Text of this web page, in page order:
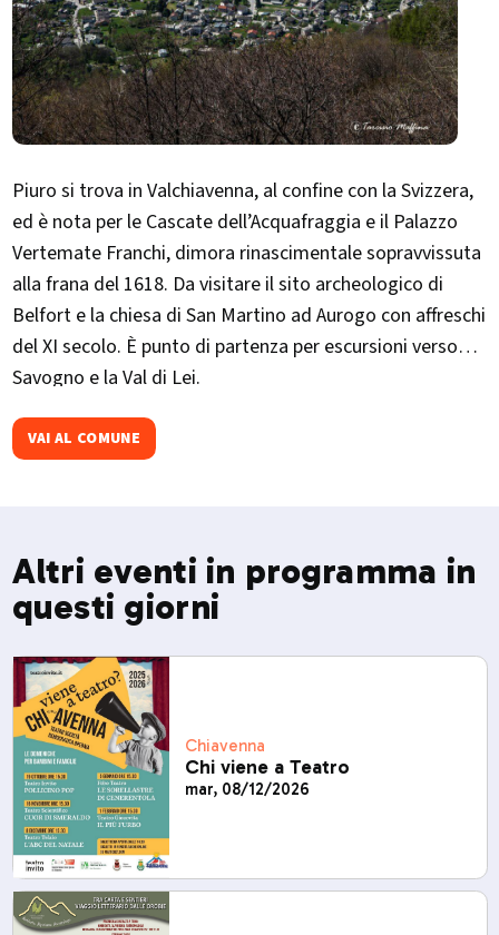
Piuro si trova in Valchiavenna, al confine con la Svizzera,
ed è nota per le Cascate dell’Acquafraggia e il Palazzo
Vertemate Franchi, dimora rinascimentale sopravvissuta
alla frana del 1618. Da visitare il sito archeologico di
Belfort e la chiesa di San Martino ad Aurogo con affreschi
del XI secolo. È punto di partenza per escursioni verso
Savogno e la Val di Lei.
VAI AL COMUNE
Altri eventi in programma in
questi giorni
Chiavenna
Chi viene a Teatro
mar, 08/12/2026